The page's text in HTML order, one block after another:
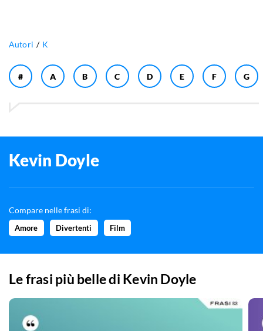
Autori K
# A B C D E F G
Kevin Doyle
Compare nelle frasi di:
Amore Divertenti Film
Le frasi più belle di Kevin Doyle